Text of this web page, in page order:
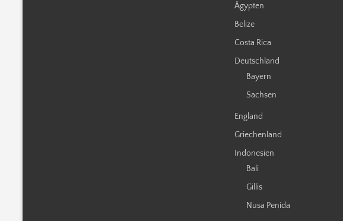
Ägypten
Belize
Costa Rica
Deutschland
Bayern
Sachsen
England
Griechenland
Indonesien
Bali
Gillis
Nusa Penida